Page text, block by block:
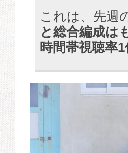
これは、先週
と総合編成は
時間帯視聴率